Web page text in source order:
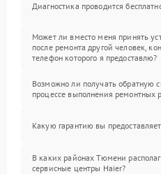
Диагностика проводится
Может ли вместо меня принять
после ремонта другой человек,
телефон которого я предоставлю?
Возможно ли получать обратную
процессе выполнения ремонтных
Какую гарантию вы
В каких районах Тюмени
сервисные центры Haier?